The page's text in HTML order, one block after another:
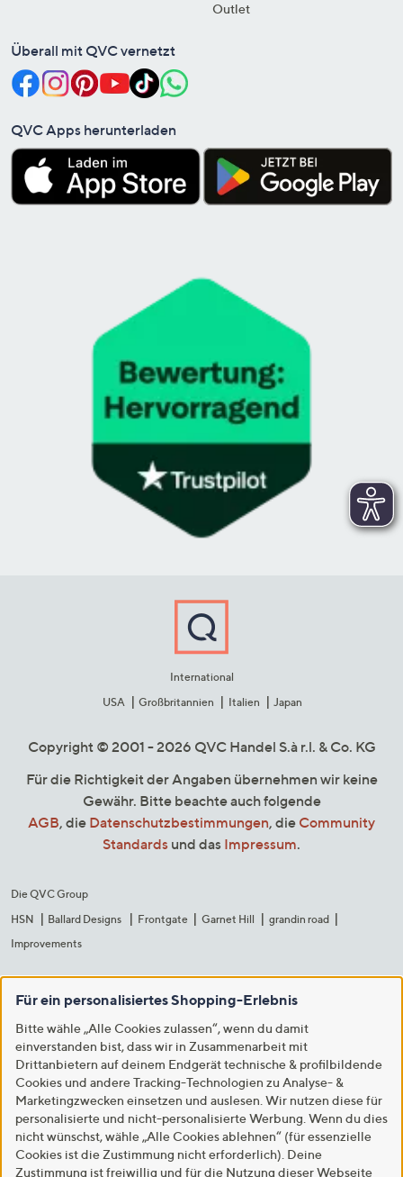
Outlet
Überall mit QVC vernetzt
QVC Apps herunterladen
International
USA
Großbritannien Italien Japan
Copyright © 2001 - 2026 QVC Handel S.à r.l. & Co. KG
Für die Richtigkeit der Angaben übernehmen wir keine
Gewähr. Bitte beachte auch folgende
AGB, die Datenschutzbestimmungen, die Community
Standards und das Impressum.
Die QVC Group
HSN
Ballard Designs Frontgate Garnet Hill
grandin road
Improvements
Für ein personalisiertes Shopping-Erlebnis
Bitte wähle „Alle Cookies zulassen“, wenn du damit
einverstanden bist, dass wir in Zusammenarbeit mit
Drittanbietern auf deinem Endgerät technische & profilbildende
Cookies und andere Tracking-Technologien zu Analyse- &
Marketingzwecken einsetzen und auslesen. Wir nutzen diese für
personalisierte und nicht-personalisierte Werbung. Wenn du dies
nicht wünschst, wähle „Alle Cookies ablehnen“ (für essenzielle
Cookies ist die Zustimmung nicht erforderlich). Deine
Zustimmung ist freiwillig und für die Nutzung dieser Webseite